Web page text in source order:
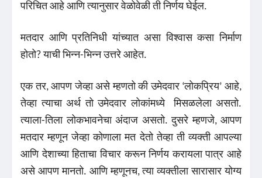
परिचित आहे आणि त्यानुसार वेळोवेळी ती निर्णय घेईल.
मतदार आणि प्रतिनिधी यांच्यात असा विश्वास कसा निर्माण
होतो? याची भिन्न-भिन्न उत्तरे आहेत.
एक तर, आपण जेव्हा असे म्हणतो की उमेदवार ‘लोकप्रिय’ आहे,
तेव्हा त्याचा अर्थ तो उमेदवार लोकांमध्ये मिसळलेला असतो.
त्याला-तिला लोकभावनेचा अंदाज असतो. दुसरे म्हणजे, आपण
मतदार म्हणून जेव्हा कोणाला मत देतो तेव्हा ती व्यक्ती आपल्या
आणि देशाच्या हिताचा विचार करून निर्णय करायला पात्र आहे
असे आपण मानतो. आणि म्हणूनच, त्या व्यक्तीला सारासार योग्य